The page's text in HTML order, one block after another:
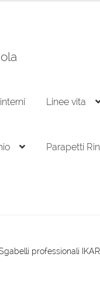
Linee vita
Parapetti
professionali